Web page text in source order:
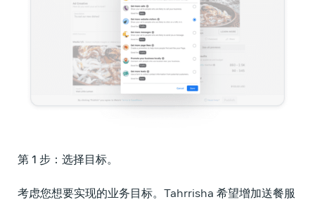
第 1 步：选择目标。
考虑您想要实现的业务目标。Tahrrisha 希望增加送餐服